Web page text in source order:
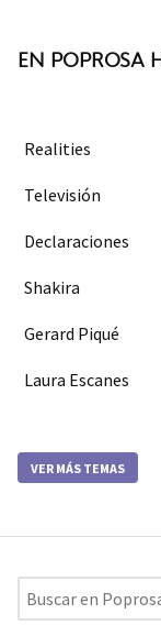
EN POPROSA
Realities
Televisión
Declaraciones
Shakira
Gerard Piqué
Laura Escanes
VER MÁS TEMAS